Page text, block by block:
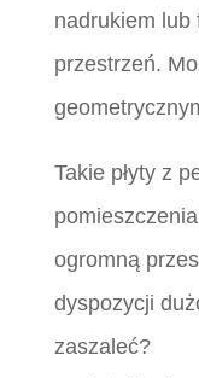
nadrukiem lub
przestrzeń.
Takie płyty z
ogromną
dyspozycji
zaszaleć?